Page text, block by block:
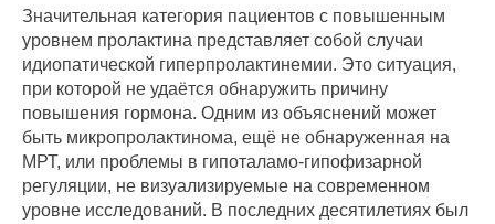
Значительная категория пациентов с повышенным
уровнем пролактина представляет собой случаи
идиопатической гиперпролактинемии. Это ситуация,
при которой не удаётся обнаружить причину
повышения гормона. Одним из объяснений может
быть микропролактинома, ещё не обнаруженная на
МРТ, или проблемы в гипоталамо-гипофизарной
регуляции, не визуализируемые на современном
уровне исследований. В последних десятилетиях был